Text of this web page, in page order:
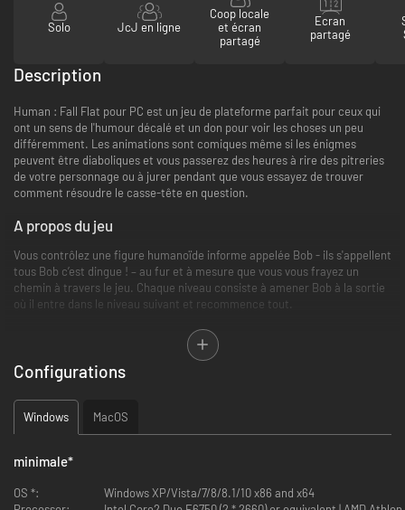
Solo JcJ en ligne
Coop locale
et écran
partagé
Ecran
partagé
Description
Human : Fall Flat pour PC est un jeu de plateforme parfait pour ceux qui
ont un sens de l'humour décalé et un don pour voir les choses un peu
différemment. Les animations sont comiques même si les énigmes
peuvent être diaboliques et vous passerez des heures à rire des pitreries
de votre personnage ou à jurer pendant que vous essayez de trouver
comment résoudre le casse-tête en question.
A propos du jeu
Vous contrôlez une figure humanoïde informe appelée Bob - ils s'appellent
tous Bob c’est dingue ! – au fur et à mesure que vous vous frayez un
chemin à travers le jeu. Chaque niveau consiste à amener Bob à la sortie
où il entre dans le niveau suivant et recommence tout.
Bob n'a pas de pouvoirs spéciaux, il est tout à fait humain et doit naviguer
dans les différents niveaux d'une manière très humaine : pas de vol, pas
de sauts défiant la mort ou la gravité pour éviter des glissades plus
grandes que d'habitude.
Au lieu de cela, Bob doit utiliser ce qui se trouve autour de lui pour lui
permettre de grimper, de sauter et de contourner les obstacles sur son
de relever de nouveaux défis : il peut s'agir d'empiler des boîtes,
faire s'effondrer les murs pour pouvoir passer de l'autre côté.
Configurations
Windows MacOS
minimale*
OS *:
Windows XP/Vista/7/8/8.1/10 x86 and x64